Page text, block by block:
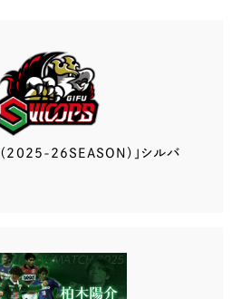
（2025-26SEASON）」 シルバ